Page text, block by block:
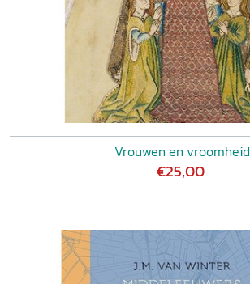
Vrouwen en vroomheid
€25,00